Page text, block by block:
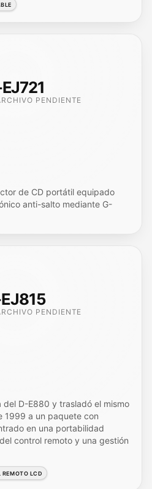
PENDIENTE
de CD portátil equipado
anti-salto mediante G-
PENDIENTE
del D-E880 y trasladó el mismo
1999 a un paquete con
en una portabilidad
control remoto y una gestión
REMOTO LCD